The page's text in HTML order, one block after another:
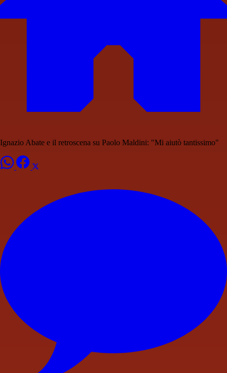
Ignazio Abate e il retroscena su Paolo Maldini: "Mi aiutò tantissimo"